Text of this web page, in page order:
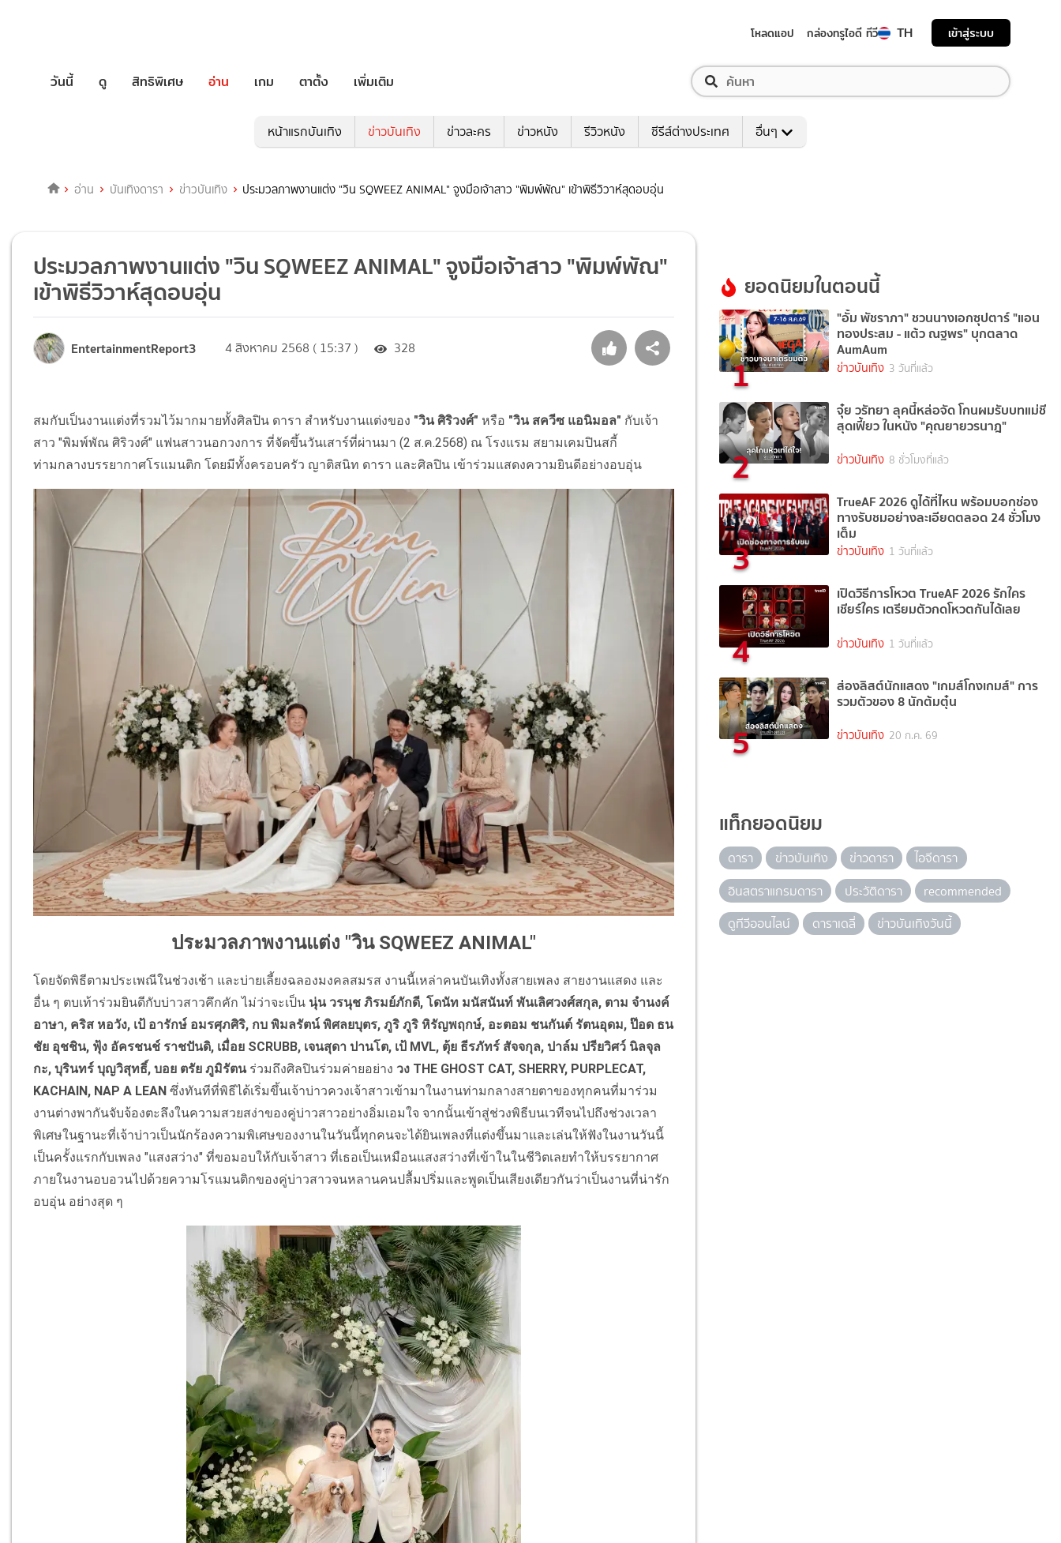
โหลดแอป กล่องทรูไอดี ทีวี TH เข้าสู่ระบบ
วันนี้ ดู สิทธิพิเศษ อ่าน เกม ตาตั้ง เพิ่มเติม
หน้าแรกบันเทิง ข่าวบันเทิง ข่าวละคร ข่าวหนัง รีวิวหนัง ซีรีส์ต่างประเทศ อื่นๆ
อ่าน บันเทิงดารา ข่าวบันเทิง ประมวลภาพงานแต่ง "วิน SQWEEZ ANIMAL" จูงมือเจ้าสาว "พิมพ์พัณ" เข้าพิธีวิวาห์สุดอบอุ่น
ประมวลภาพงานแต่ง "วิน SQWEEZ ANIMAL" จูงมือเจ้าสาว "พิมพ์พัณ"
เข้าพิธีวิวาห์สุดอบอุ่น
EntertainmentReport3 4 สิงหาคม 2568 ( 15:37 ) 328
สมกับเป็นงานแต่งที่รวมไว้มากมายทั้งศิลปิน ดารา สำหรับงานแต่งของ "วิน ศิริวงศ์"หรือ "วิน สควีซ แอนิมอล" กับเจ้า
สาว "พิมพ์พัณ ศิริวงศ์" แฟนสาวนอกวงการ ที่จัดขึ้นวันเสาร์ที่ผ่านมา (2 ส.ค.2568) ณ โรงแรม สยามเคมปินสกี้
ท่ามกลางบรรยากาศโรแมนติก โดยมีทั้งครอบครัว ญาติสนิท ดารา และศิลปิน เข้าร่วมแสดงความยินดีอย่างอบอุ่น
ประมวลภาพงานแต่ง "วิน SQWEEZ ANIMAL"
โดยจัดพิธีตามประเพณีในช่วงเช้า และบ่ายเลี้ยงฉลองมงคลสมรส งานนี้เหล่าคนบันเทิงทั้งสายเพลง สายงานแสดง และ
อื่น ๆ ตบเท้าร่วมยินดีกับบ่าวสาวคึกคัก ไม่ว่าจะเป็น นุ่น วรนุช ภิรมย์ภักดี, โดนัท มนัสนันท์ พันเลิศวงศ์สกุล, ตาม จำนงค์
อาษา, คริส หอวัง, เป้ อารักษ์ อมรศุภศิริ, กบ พิมลรัตน์ พิศลยบุตร, ภูริ ภูริ หิรัญพฤกษ์, อะตอม ชนกันต์ รัตนอุดม, ป๊อด ธน
ชัย อุชชิน, ฟุ้ง อัครชนช์ ราชปันดิ, เมื่อย SCRUBB, เจนสุดา ปานโต, เป้ MVL, ตุ้ย ธีรภัทร์ สัจจกุล, ปาล์ม ปรียวิศว์ นิลจุล
กะ, บุรินทร์ บุญวิสุทธิ์, บอย ตรัย ภูมิรัตน ร่วมถึงศิลปินร่วมค่ายอย่างวง THE GHOST CAT, SHERRY, PURPLECAT,
KACHAIN, NAP A LEAN ซึ่งทันทีที่พิธีได้เริ่มขึ้นเจ้าบ่าวควงเจ้าสาวเข้ามาในงานท่ามกลางสายตาของทุกคนที่มาร่วม
งานต่างพากันจับจ้องตะลึงในความสวยสง่าของคู่บ่าวสาวอย่างอิ่มเอมใจ จากนั้นเข้าสู่ช่วงพิธีบนเวทีจนไปถึงช่วงเวลา
พิเศษในฐานะที่เจ้าบ่าวเป็นนักร้องความพิเศษของงานในวันนี้ทุกคนจะได้ยินเพลงที่แต่งขึ้นมาและเล่นให้ฟังในงานวันนี้
เป็นครั้งแรกกับเพลง "แสงสว่าง" ที่ขอมอบให้กับเจ้าสาว ที่เธอเป็นเหมือนแสงสว่างที่เข้าในในชีวิตเลยทำให้บรรยากาศ
ภายในงานอบอวนไปด้วยความโรแมนติกของคู่บ่าวสาวจนหลานคนปลื้มปริ่มและพูดเป็นเสียงเดียวกันว่าเป็นงานที่น่ารัก
อบอุ่น อย่างสุด ๆ
ยอดนิยมในตอนนี้
1
"อั้ม พัชราภา" ชวนนางเอกซุปตาร์ "แอน
ทองประสม - แต้ว ณฐพร" บุกตลาด
AumAum
ข่าวบันเทิง 3 วันที่แล้ว
2
จุ๋ย วรัทยา ลุคนี้หล่อจัด โกนผมรับบทแม่ชี
สุดเฟี้ยว ในหนัง "คุณยายวรนาฎ"
ข่าวบันเทิง 8 ชั่วโมงที่แล้ว
3
TrueAF 2026 ดูได้ที่ไหน พร้อมบอกช่อง
ทางรับชมอย่างละเอียดตลอด 24 ชั่วโมง
เต็ม
ข่าวบันเทิง 1 วันที่แล้ว
4
เปิดวิธีการโหวต TrueAF 2026 รักใคร
เชียร์ใคร เตรียมตัวกดโหวตกันได้เลย
ข่าวบันเทิง 1 วันที่แล้ว
5
ส่องลิสต์นักแสดง "เกมส์โกงเกมส์" การ
รวมตัวของ 8 นักต้มตุ๋น
ข่าวบันเทิง 20 ก.ค. 69
แท็กยอดนิยม
ดารา ข่าวบันเทิง ข่าวดารา
ไอจีดารา
อินสตราแกรมดารา
ประวัติดารา
recommended
ดูทีวีออนไลน์
ดาราเดลี่ ข่าวบันเทิงวันนี้